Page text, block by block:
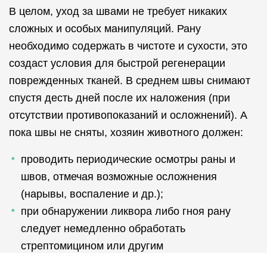
В целом, уход за швами не требует никаких
сложных и особых манипуляций. Рану
необходимо содержать в чистоте и сухости, это
создаст условия для быстрой регенерации
поврежденных тканей. В среднем швы снимают
спустя десть дней после их наложения (при
отсутствии противопоказаний и осложнений). А
пока швы не сняты, хозяин животного должен:
проводить периодические осмотры раны и
швов, отмечая возможные осложнения
(нарывы, воспаление и др.);
при обнаружении ликвора либо гноя рану
следует немедленно обработать
стрептомицином или другим